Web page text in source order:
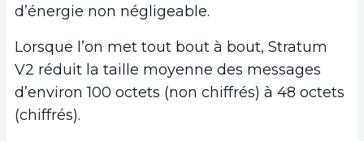
d’énergie non négligeable.
Lorsque l’on met tout bout à bout, Stratum
V2 réduit la taille moyenne des messages
d’environ 100 octets (non chiffrés) à 48 octets
(chiffrés).